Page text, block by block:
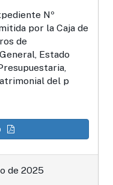
Nº
por la Caja de
de
Estado
del p
de 2025